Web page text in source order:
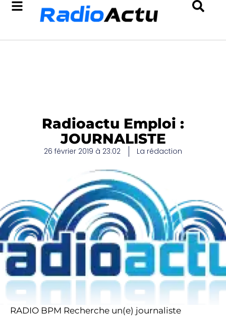
Radioactu Emploi :
JOURNALISTE
26 février 2019 à 23:02 La rédaction
RADIO BPM Recherche un(e) journaliste